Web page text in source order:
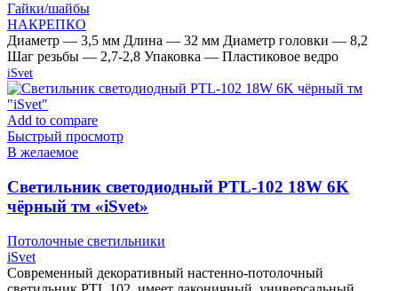
Гайки/шайбы
НАКРЕПКО
Диаметр — 3,5 мм Длина — 32 мм Диаметр головки — 8,2
Шаг резьбы — 2,7-2,8 Упаковка — Пластиковое ведро
iSvet
Add to compare
Быстрый просмотр
В желаемое
Cветильник светодиодный PTL-102 18W 6K
чёрный тм «iSvet»
Потолочные светильники
iSvet
Современный декоративный настенно-потолочный